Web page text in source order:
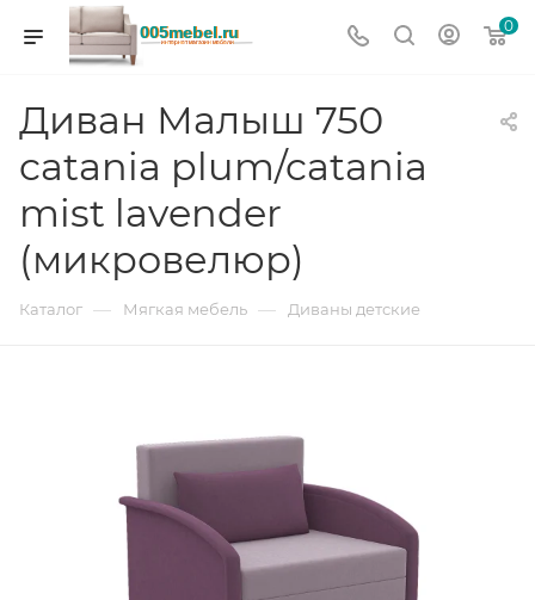
0
Диван Малыш 750
catania plum/catania
mist lavender
(микровелюр)
Каталог — Мягкая мебель — Диваны детские